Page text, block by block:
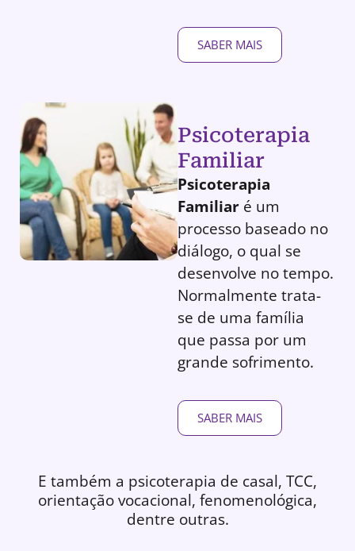
SABER MAIS
Psicoterapia
Familiar
Psicoterapia
Familiar é um
processo baseado no
diálogo, o qual se
desenvolve no tempo.
Normalmente trata-
se de uma família
que passa por um
grande sofrimento.
SABER MAIS
E também a psicoterapia de casal, TCC,
orientação vocacional, fenomenológica,
dentre outras.